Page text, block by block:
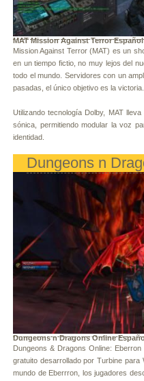
MAT Mission Against Terror Español
Mission Against Terror (MAT) es un
en un tiempo fictio, no muy lejos del
todo el mundo. Servidores con un
pasadas, el único objetivo es la
Utilizando tecnología Dolby, MAT
sónica, permitiendo modular la voz
identidad.
Dungeons n
Dungeons n Dragons Online
Dungeons & Dragons Online:
gratuito desarrollado por Turbine para
mundo de Eberrron, los jugadores